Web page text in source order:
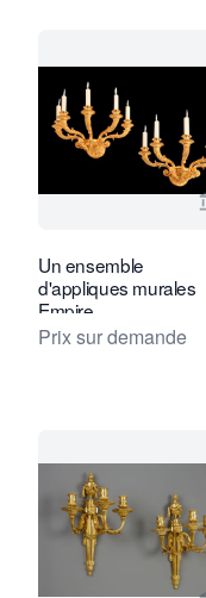
Un ensemble
d'appliques murales
Empire
Prix sur demande